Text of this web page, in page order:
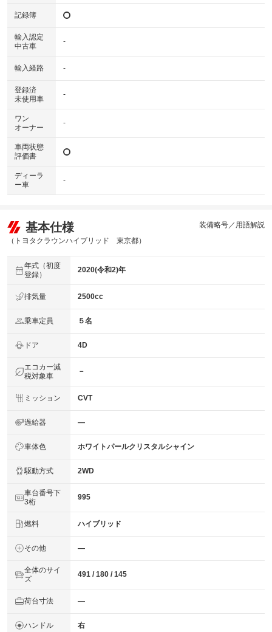
記録簿
輸入認定
中古車
-
輸入経路 -
登録済
未使用車
-
ワン
オーナー
-
車両状態
評価書
ディーラ
ー車
-
基本仕様
（トヨタクラウンハイブリッド 東京都）
装備略号／用語解説
年式（初度
登録）
2020(令和2)年
排気量 2500cc
乗車定員 ５名
ドア 4D
エコカー減
税対象車
－
ミッション CVT
過給器 ―
車体色 ホワイトパールクリスタルシャイン
駆動方式 2WD
車台番号下
3桁
995
燃料 ハイブリッド
その他 ―
全体のサイ
ズ
491 / 180 / 145
荷台寸法 ―
ハンドル 右